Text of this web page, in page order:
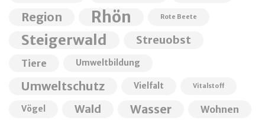
Region Rhön Rote Beete
Steigerwald Streuobst
Tiere Umweltbildung
Umweltschutz Vielfalt Vitalstoff
Vögel Wald Wasser Wohnen